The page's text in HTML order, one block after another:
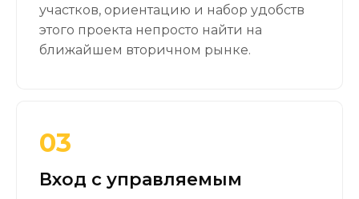
участков, ориентацию и набор удобств
этого проекта непросто найти на
ближайшем вторичном рынке.
03
Вход с управляемым